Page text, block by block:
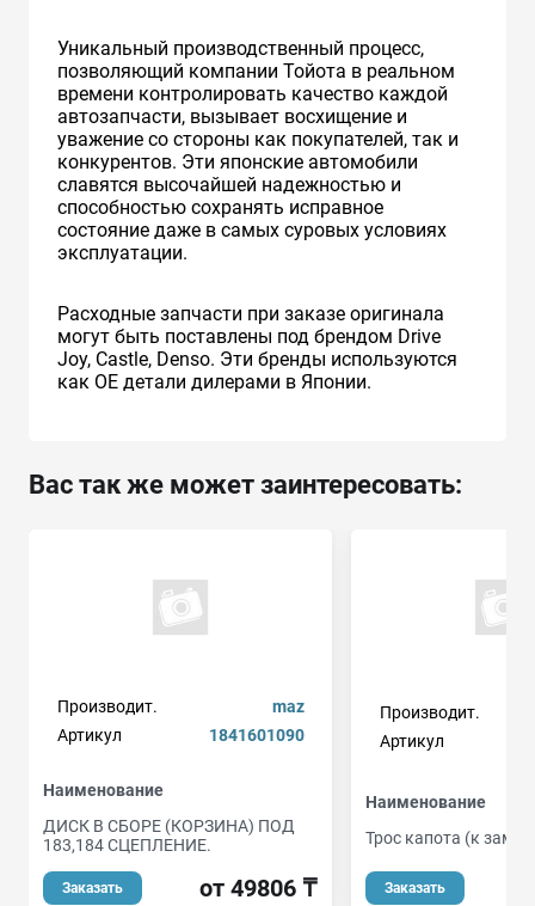
Уникальный производственный процесс,
позволяющий компании Тойота в реальном
времени контролировать качество каждой
автозапчасти, вызывает восхищение и
уважение со стороны как покупателей, так и
конкурентов. Эти японские автомобили
славятся высочайшей надежностью и
способностью сохранять исправное
состояние даже в самых суровых условиях
эксплуатации.
Расходные запчасти при заказе оригинала
могут быть поставлены под брендом Drive
Joy, Castle, Denso. Эти бренды используются
как ОЕ детали дилерами в Японии.
Вас так же может заинтересовать:
Производит.
maz
Артикул
1841601090
Наименование
ДИСК В СБОРЕ (КОРЗИНА) ПОД
183,184 СЦЕПЛЕНИЕ.
Заказать от 49806 ₸
Производит.
Артикул
Наименование
Трос капота (к замку
Заказать